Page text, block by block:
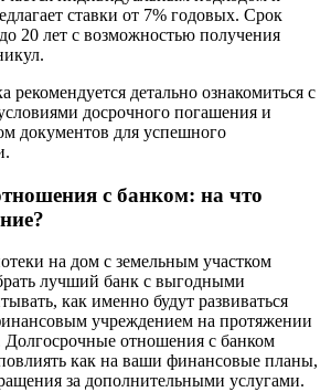
ставки от 7% годовых. Срок
20 лет с возможностью получения
детально ознакомиться с
досрочного погашения и
документов для успешного
с банком: на что
на дом с земельным участком
лучший банк с выгодными
как именно будут развиваться
учреждением на протяжении
Долгосрочные отношения с банком
как на ваши финансовые планы,
за дополнительными услугами.